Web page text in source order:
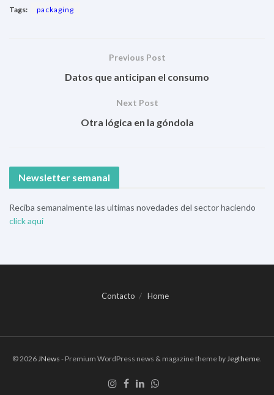
Tags: packaging
Previous Post
Datos que anticipan el consumo
Next Post
Otra lógica en la góndola
Newsletter semanal
Reciba semanalmente las ultimas novedades del sector haciendo
click aqui
Contacto Home
© 2026 JNews - Premium WordPress news & magazine theme by Jegtheme